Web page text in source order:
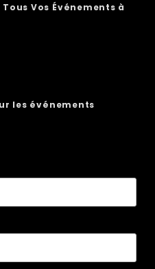
Vos Événements à
les événements